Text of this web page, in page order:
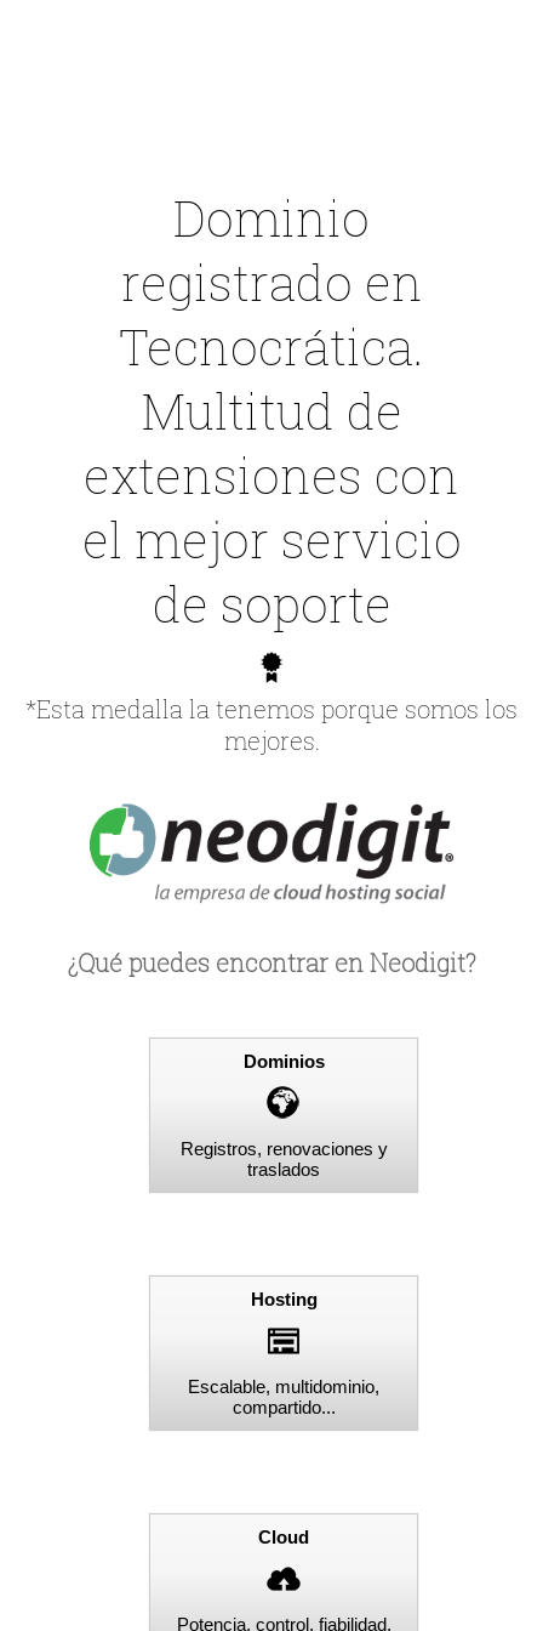
Dominio
registrado en
Tecnocrática.
Multitud de
extensiones con
el mejor servicio
de soporte
*Esta medalla la tenemos porque somos los
mejores.
¿Qué puedes encontrar en Neodigit?
Dominios
Registros, renovaciones y
traslados
Hosting
Escalable, multidominio,
compartido...
Cloud
Potencia, control, fiabilidad,